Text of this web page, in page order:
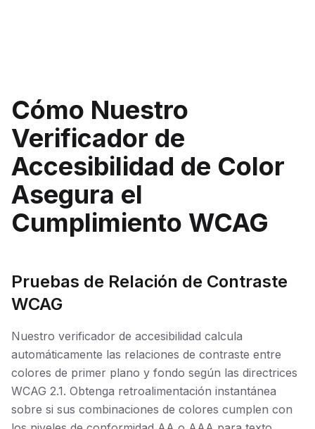
Cómo Nuestro
Verificador de
Accesibilidad de Color
Asegura el
Cumplimiento WCAG
Pruebas de Relación de Contraste
WCAG
Nuestro verificador de accesibilidad calcula
automáticamente las relaciones de contraste entre
colores de primer plano y fondo según las directrices
WCAG 2.1. Obtenga retroalimentación instantánea
sobre si sus combinaciones de colores cumplen con